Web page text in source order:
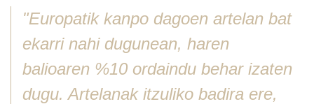
"Europatik kanpo dagoen artelan bat
ekarri nahi dugunean, haren
balioaren %10 ordaindu behar izaten
dugu. Artelanak itzuliko badira ere,